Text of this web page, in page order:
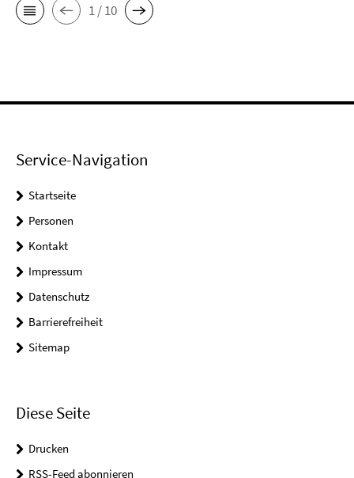
1 / 10
Service-Navigation
Startseite
Personen
Kontakt
Impressum
Datenschutz
Barrierefreiheit
Sitemap
Diese Seite
Drucken
RSS-Feed abonnieren